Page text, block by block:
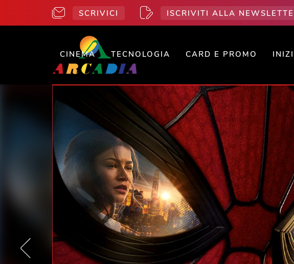
SCRIVICI ISCRIVITI ALLA
CINEMA TECNOLOGIA CARD E PROMO